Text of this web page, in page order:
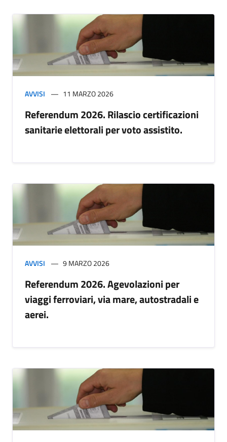
AVVISI 11 MARZO 2026
Referendum 2026. Rilascio certificazioni
sanitarie elettorali per voto assistito.
AVVISI 9 MARZO 2026
Referendum 2026. Agevolazioni per
viaggi ferroviari, via mare, autostradali e
aerei.